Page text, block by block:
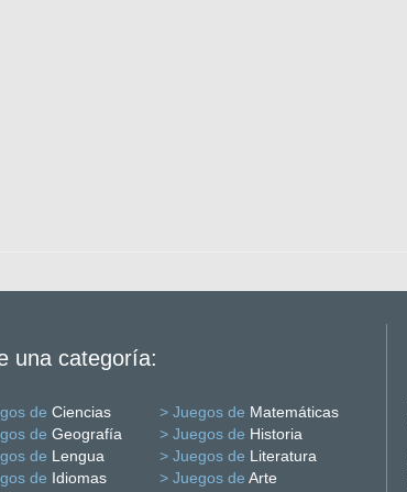
una categoría:
de Ciencias > Juegos de Matemáticas
de Geografía > Juegos de Historia
de Lengua > Juegos de Literatura
de Idiomas > Juegos de Arte